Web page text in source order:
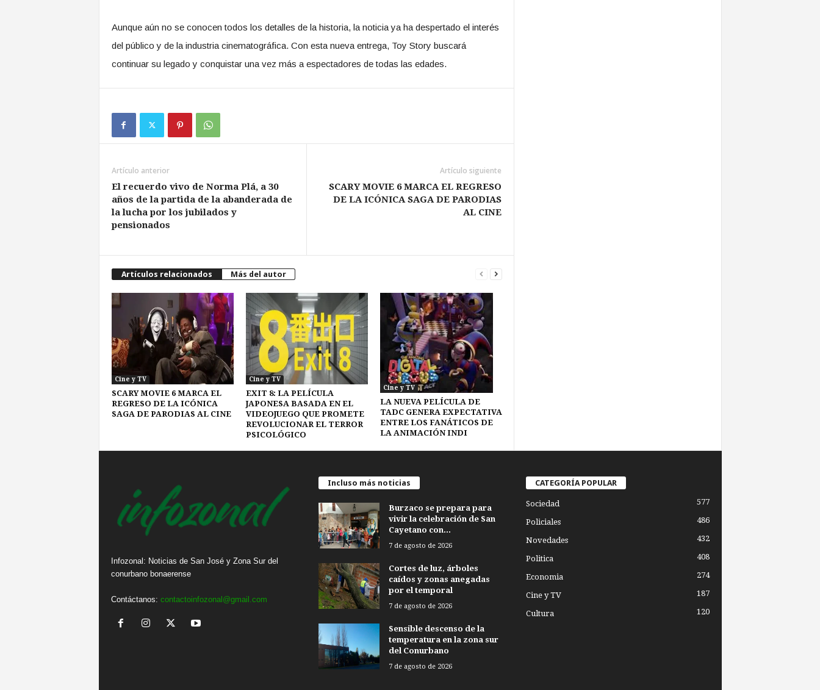
Aunque aún no se conocen todos los detalles de la historia, la noticia ya ha despertado el interés
del público y de la industria cinematográfica. Con esta nueva entrega, Toy Story buscará
continuar su legado y conquistar una vez más a espectadores de todas las edades.
Artículo anterior
El recuerdo vivo de Norma Plá, a 30
años de la partida de la abanderada de
la lucha por los jubilados y
pensionados
Artículo siguiente
SCARY MOVIE 6 MARCA EL REGRESO
DE LA ICÓNICA SAGA DE PARODIAS
AL CINE
Artículos relacionados Más del autor
Cine y TV
SCARY MOVIE 6 MARCA EL
REGRESO DE LA ICÓNICA
SAGA DE PARODIAS AL CINE
Cine y TV
EXIT 8: LA PELÍCULA
JAPONESA BASADA EN EL
VIDEOJUEGO QUE PROMETE
REVOLUCIONAR EL TERROR
PSICOLÓGICO
Cine y TV
LA NUEVA PELÍCULA DE
TADC GENERA EXPECTATIVA
ENTRE LOS FANÁTICOS DE
LA ANIMACIÓN INDI
Infozonal: Noticias de San José y Zona Sur del
conurbano bonaerense
Contáctanos: contactoinfozonal@gmail.com
Incluso más noticias
Burzaco se prepara para
vivir la celebración de San
Cayetano con...
7 de agosto de 2026
Cortes de luz, árboles
caídos y zonas anegadas
por el temporal
7 de agosto de 2026
Sensible descenso de la
temperatura en la zona sur
del Conurbano
7 de agosto de 2026
CATEGORÍA POPULAR
Sociedad 577
Policiales 486
Novedades 432
Politica 408
Economia 274
Cine y TV 187
Cultura 120